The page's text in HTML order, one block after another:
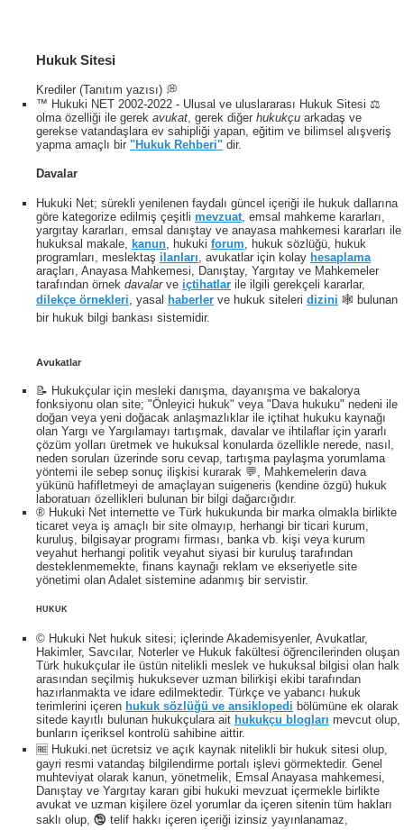
Hukuk Sitesi
Krediler (Tanıtım yazısı) 💭
™ Hukuki NET 2002-2022 - Ulusal ve uluslararası Hukuk Sitesi ⚖️
olma özelliği ile gerek avukat, gerek diğer hukukçu arkadaş ve
gerekse vatandaşlara ev sahipliği yapan, eğitim ve bilimsel alışveriş
yapma amaçlı bir "Hukuk Rehberi" dir.
Davalar
Hukuki Net; sürekli yenilenen faydalı güncel içeriği ile hukuk dallarına
göre kategorize edilmiş çeşitli mevzuat , emsal mahkeme kararları,
yargıtay kararları, emsal danıştay ve anayasa mahkemesi kararları ile
hukuksal makale, kanun , hukuki forum , hukuk sözlüğü, hukuk
programları, meslektaş ilanları , avukatlar için kolay hesaplama
araçları, Anayasa Mahkemesi, Danıştay, Yargıtay ve Mahkemeler
tarafından örnek davalarve içtihatlar ile ilgili gerekçeli kararlar,
dilekçe örnekleri , yasal haberler ve hukuk siteleri dizini 🕸 bulunan
bir hukuk bilgi bankası sistemidir.
Avukatlar
📝 Hukukçular için mesleki danışma, dayanışma ve bakalorya
fonksiyonu olan site; "Önleyici hukuk" veya "Dava hukuku" nedeni ile
doğan veya yeni doğacak anlaşmazlıklar ile içtihat hukuku kaynağı
olan Yargı ve Yargılamayı tartışmak, davalar ve ihtilaflar için yararlı
çözüm yolları üretmek ve hukuksal konularda özellikle nerede, nasıl,
neden soruları üzerinde soru cevap, tartışma paylaşma yorumlama
yöntemi ile sebep sonuç ilişkisi kurarak 💬, Mahkemelerin dava
yükünü hafifletmeyi de amaçlayan suigeneris (kendine özgü) hukuk
laboratuarı özellikleri bulunan bir bilgi dağarcığıdır.
® Hukuki Net internette ve Türk hukukunda bir marka olmakla birlikte
ticaret veya iş amaçlı bir site olmayıp, herhangi bir ticari kurum,
kuruluş, bilgisayar programı firması, banka vb. kişi veya kurum
veyahut herhangi politik veyahut siyasi bir kuruluş tarafından
desteklenmemekte, finans kaynağı reklam ve ekseriyetle site
yönetimi olan Adalet sistemine adanmış bir servistir.
HUKUK
© Hukuki Net hukuk sitesi; içlerinde Akademisyenler, Avukatlar,
Hakimler, Savcılar, Noterler ve Hukuk fakültesi öğrencilerinden oluşan
Türk hukukçular ile üstün nitelikli meslek ve hukuksal bilgisi olan halk
arasından seçilmiş hukuksever uzman bilirkişi ekibi tarafından
hazırlanmakta ve idare edilmektedir. Türkçe ve yabancı hukuk
terimlerini içeren hukuk sözlüğü ve ansiklopedi bölümüne ek olarak
sitede kayıtlı bulunan hukukçulara ait hukukçu blogları mevcut olup,
bunların içeriksel kontrolü sahibine aittir.
🆓 Hukuki.net ücretsiz ve açık kaynak nitelikli bir hukuk sitesi olup,
gayri resmi vatandaş bilgilendirme portalı işlevi görmektedir. Genel
muhteviyat olarak kanun, yönetmelik, Emsal Anayasa mahkemesi,
Danıştay ve Yargıtay kararı gibi hukuki mevzuat içermekle birlikte
avukat ve uzman kişilere özel yorumlar da içeren sitenin tüm hakları
saklı olup, 🕲 telif hakkı içeren içeriği izinsiz yayınlanamaz,